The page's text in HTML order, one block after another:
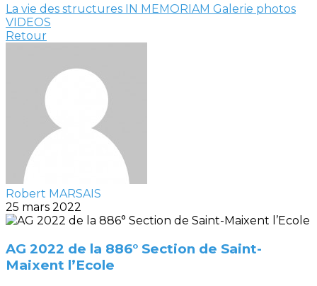
La vie des structures IN MEMORIAM Galerie photos
VIDEOS
Retour
Robert MARSAIS
25 mars 2022
AG 2022 de la 886° Section de Saint-
Maixent l’Ecole